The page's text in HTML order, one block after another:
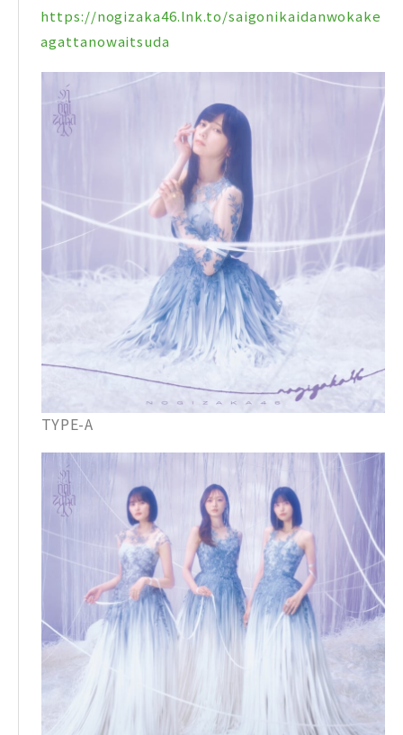
https://nogizaka46.lnk.to/saigonikaidanwokake
agattanowaitsuda
TYPE-A